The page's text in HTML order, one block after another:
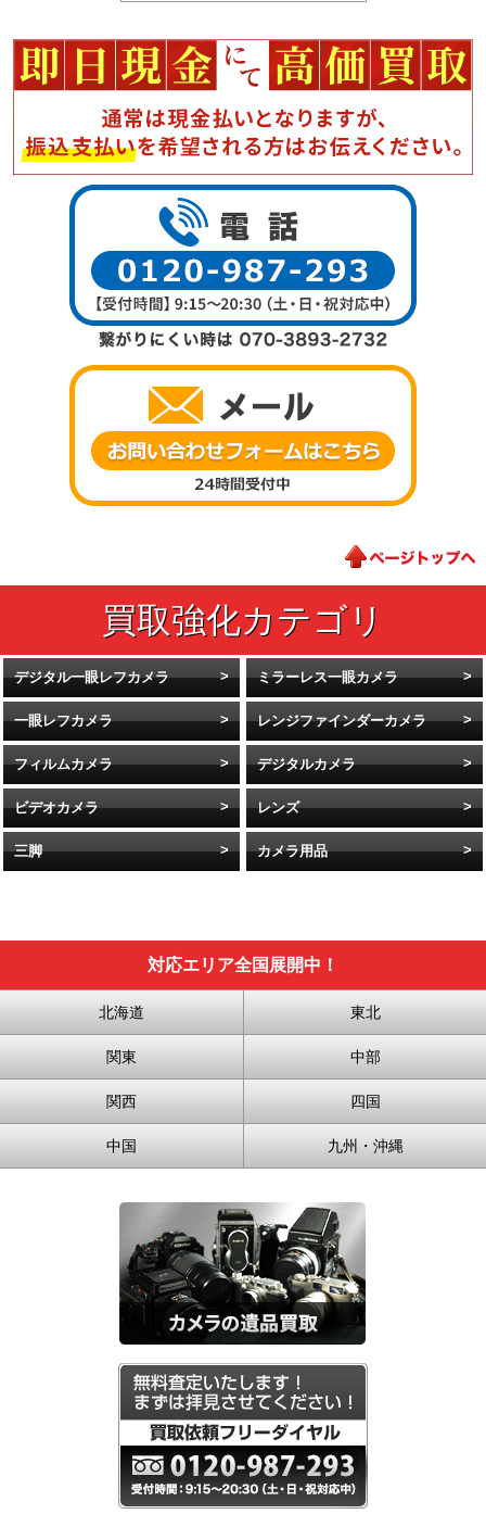
デジタル一眼レフカメラ ミラーレス一眼カメラ
一眼レフカメラ レンジファインダーカメラ
フィルムカメラ デジタルカメラ
ビデオカメラ レンズ
三脚 カメラ用品
対応エリア全国展開中！
北海道 東北
関東 中部
関西 四国
中国 九州・沖縄